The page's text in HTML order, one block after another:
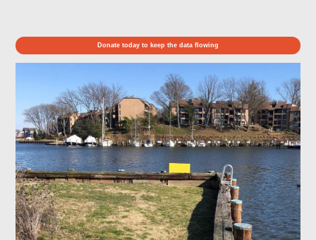
Donate today to keep the data flowing